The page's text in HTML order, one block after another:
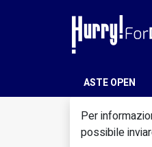
ASTE OPEN
Per
possibile